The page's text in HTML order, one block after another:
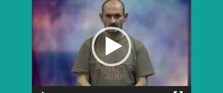
vidéo